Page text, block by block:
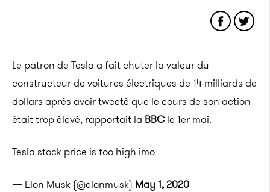
Le patron de Tesla a fait chuter la valeur du
constructeur de voitures électriques de 14 milliards de
dollars après avoir tweeté que le cours de son action
était trop élevé, rapportait la BBC le 1er mai.
Tesla stock price is too high imo
— Elon Musk (@elonmusk) May 1, 2020